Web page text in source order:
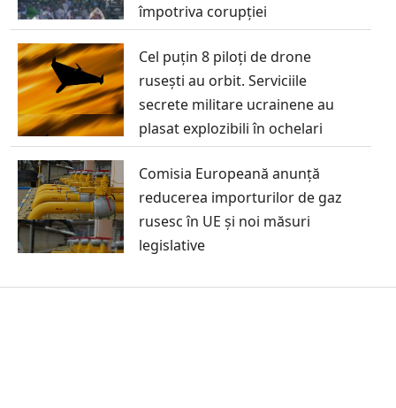
împotriva corupției
Cel puțin 8 piloți de drone
rusești au orbit. Serviciile
secrete militare ucrainene au
plasat explozibili în ochelari
Comisia Europeană anunță
reducerea importurilor de gaz
rusesc în UE și noi măsuri
legislative